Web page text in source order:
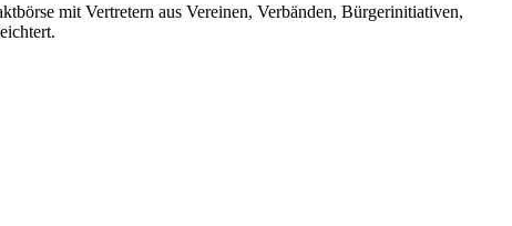
mit Vertretern aus Vereinen, Verbänden, Bürgerinitiativen,